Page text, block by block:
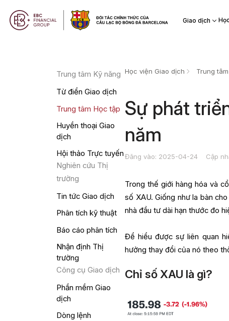
Giao dịch
Trung tâm Kỹ năng
Từ điển Giao dịch
Trung tâm Học tập
Huyền thoại Giao
dịch
Hội thảo Trực tuyến
Nghiên cứu Thị
trường
Tin tức Giao dịch
Phân tích kỹ thuật
Báo cáo phân tích
Nhận định Thị
trường
Công cụ Giao dịch
Phần mềm Giao
dịch
Dòng lệnh
Học viện Giao dịch Trung
Sự phát
năm
Đăng vào: 2025-04-24 Cập
Trong thế giới hàng hóa và
số XAU. Giống như la bàn
nhà đầu tư dài hạn thước đo
Để hiểu được sự liên quan
hưởng thay đổi của nó theo
Chỉ số XAU là gì?